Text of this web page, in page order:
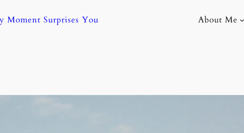
Moment Surprises You About Me